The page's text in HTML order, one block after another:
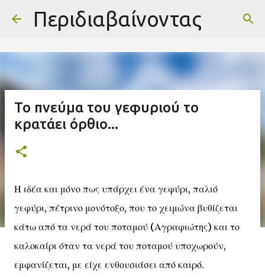
Μετάβαση στο κύριο περιεχόμενο
Περιδιαβαίνοντας
Το πνεύμα του γεφυριού το
κρατάει όρθιο...
Η ιδέα και μόνο πως υπάρχει ένα γεφύρι, παλιό
γεφύρι, πέτρινο μονότοξο, που το χειμώνα βυθίζεται
κάτω από τα νερά του ποταμού (Αγραφιώτης) και το
καλοκαίρι όταν τα νερά του ποταμού υποχωρούν,
εμφανίζεται, με είχε ενθουσιάσει από καιρό.